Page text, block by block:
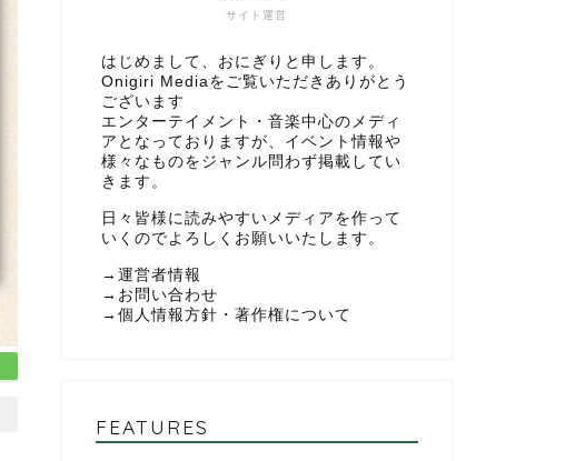
サイト運営
はじめまして、おにぎりと申します。
Onigiri Mediaをご覧いただきありがとう
ございます
エンターテイメント・音楽中心のメディ
アとなっておりますが、イベント情報や
様々なものをジャンル問わず掲載してい
きます。
日々皆様に読みやすいメディアを作って
いくのでよろしくお願いいたします。
→ 運営者情報
→ お問い合わせ
→ 個人情報方針・著作権について
FEATURES